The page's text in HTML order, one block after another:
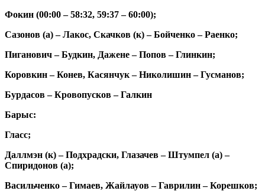
Фокин (00:00 – 58:32, 59:37 – 60:00);
Сазонов (а) – Лакос, Скачков (к) – Бойченко – Раенко;
Пиганович – Будкин, Дажене – Попов – Глинкин;
Коровкин – Конев, Касянчук – Николишин – Гусманов;
Бурдасов – Кровопусков – Галкин
Барыс:
Гласс;
Даллмэн (к) – Подхрадски, Глазачев – Штумпел (а) –
Спиридонов (а);
Васильченко – Гимаев, Жайлауов – Гаврилин – Корешков;